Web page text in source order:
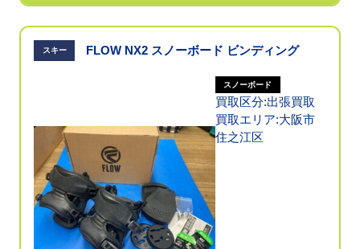
スキー FLOW NX2 スノーボード ビンディング
スノーボード
買取区分:出張買取
買取エリア:大阪市
住之江区